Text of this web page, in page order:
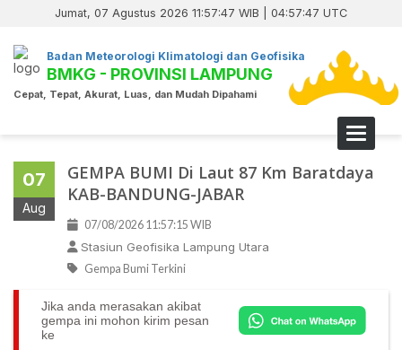
Jumat, 07 Agustus 2026 11:57:48 WIB | 04:57:48 UTC
Badan Meteorologi Klimatologi dan Geofisika
BMKG - PROVINSI LAMPUNG
Cepat, Tepat, Akurat, Luas, dan Mudah Dipahami
Toggle
07
Aug
GEMPA BUMI Di Laut 87 Km Baratdaya
KAB-BANDUNG-JABAR
07/08/2026 11:57:15 WIB
Stasiun Geofisika Lampung Utara
Gempa Bumi Terkini
Jika anda merasakan akibat
gempa ini mohon kirim pesan
ke